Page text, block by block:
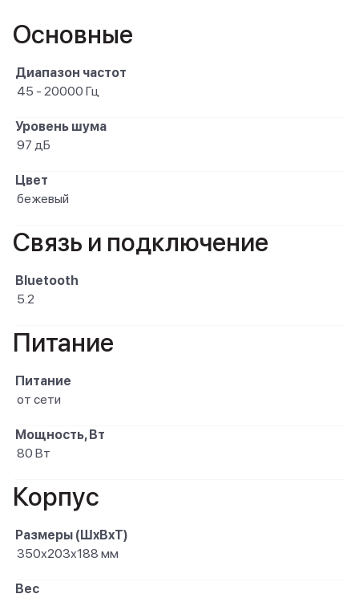
Основные
Диапазон частот
45 - 20000 Гц
Уровень шума
97 дБ
Цвет
бежевый
Связь и подключение
Bluetooth
5.2
Питание
Питание
от сети
Мощность, Вт
80 Вт
Корпус
Размеры (ШxВxТ)
350х203х188 мм
Вес